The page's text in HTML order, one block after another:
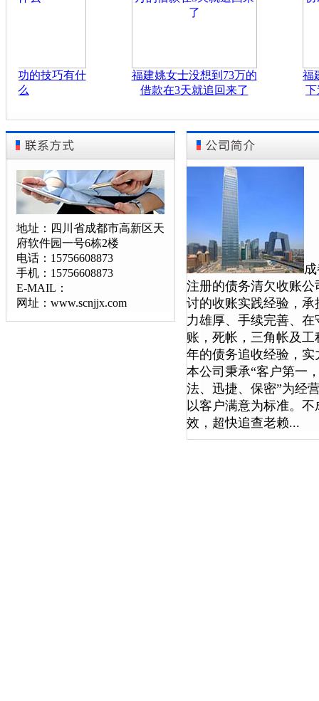
的技巧有什
福建姚女士没想到73万的
借款在3天就追回来了
福建
下追
地址：四川省成都市高新区天
府软件园一号6栋2楼
电话：15756608873
手机：15756608873
E-MAIL：
网址：www.scnjjx.com
注册的债务清欠收账
讨的收账实践经验，
力雄厚、手续完善、
账，死帐，三角帐及
年的债务追收经验，
本公司秉承“客户第一
法、迅捷、保密”为经
以客户满意为标准。
效，超快追查老赖...